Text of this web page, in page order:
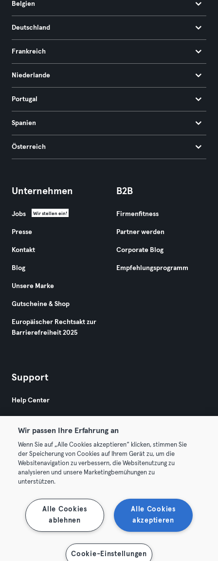
Belgien
Deutschland
Frankreich
Niederlande
Portugal
Spanien
Österreich
Unternehmen
Jobs Wir stellen ein!
Presse
Kontakt
Blog
Unsere Marke
Gutscheine & Shop
Europäischer Rechtsakt zur
Barrierefreiheit 2025
B2B
Firmenfitness
Partner werden
Corporate Blog
Empfehlungsprogramm
Support
Help Center
© 2026 Urban Sports Group GmbH. All rights reserved.
AGB Datenschutz
Vertrag hier kündigen Hier Verträge widerrufen
Wir passen Ihre Erfahrung an
Wenn Sie auf „Alle Cookies akzeptieren“ klicken, stimmen Sie
der Speicherung von Cookies auf Ihrem Gerät zu, um die
Websitenavigation zu verbessern, die Websitenutzung zu
analysieren und unsere Marketingbemühungen zu
unterstützen.
Alle Cookies
akzeptieren
Alle Cookies
ablehnen
Cookie-Einstellungen